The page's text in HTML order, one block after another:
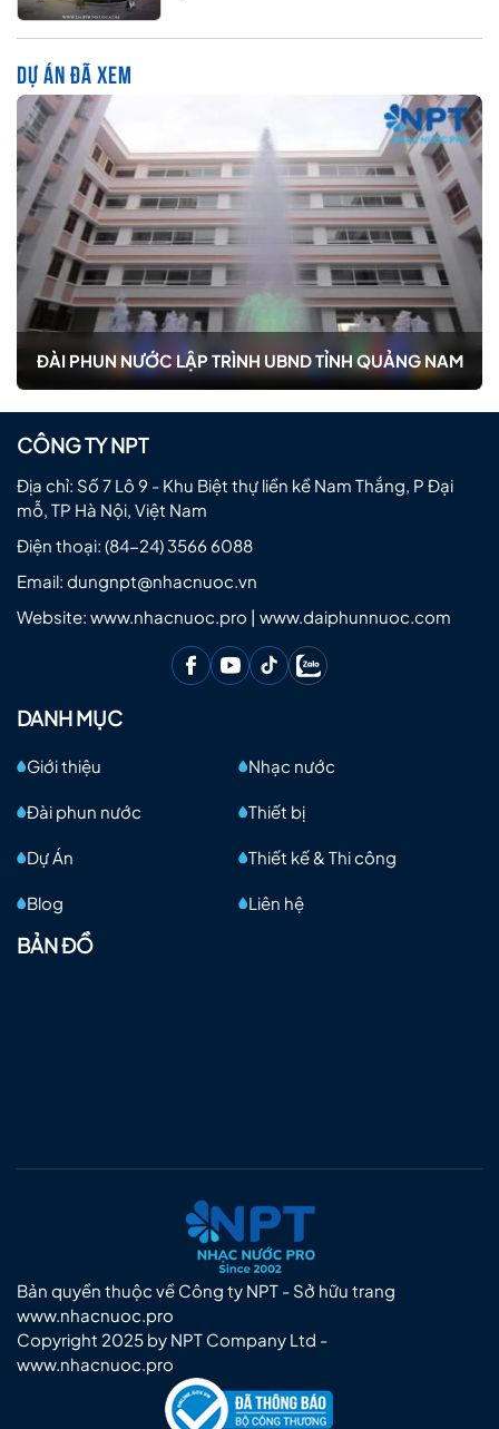
DỰ ÁN ĐÃ XEM
ĐÀI PHUN NƯỚC LẬP TRÌNH UBND TỈNH QUẢNG NAM
CÔNG TY NPT
Địa chỉ: Số 7 Lô 9 - Khu Biệt thự liền kề Nam Thắng, P Đại
mỗ, TP Hà Nội, Việt Nam
Điện thoại: (84-24) 3566 6088
Email: dungnpt@nhacnuoc.vn
Website: www.nhacnuoc.pro | www.daiphunnuoc.com
DANH MỤC
Giới thiệu Nhạc nước
Đài phun nước Thiết bị
Dự Án Thiết kế & Thi công
Blog Liên hệ
BẢN ĐỒ
Bản quyền thuộc về Công ty NPT - Sở hữu trang
www.nhacnuoc.pro
Copyright 2025 by NPT Company Ltd -
www.nhacnuoc.pro